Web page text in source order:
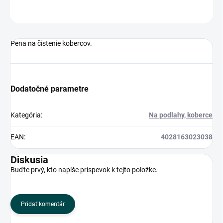
Pena na čistenie kobercov.
Dodatočné parametre
Kategória: Na podlahy, koberce
EAN: 4028163023038
Diskusia
Buďte prvý, kto napíše príspevok k tejto položke.
Pridať komentár